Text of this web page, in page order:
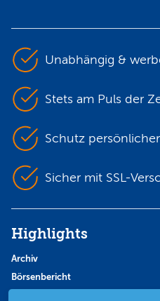
Unabhängig &
Stets am Puls der
Schutz
Sicher mit SSL-
Highlights
Archiv
Börsenbericht